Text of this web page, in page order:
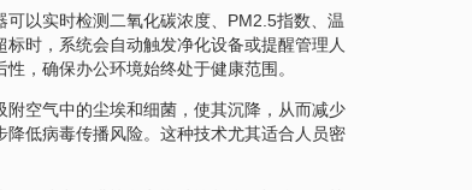
以实时检测二氧化碳浓度、PM2.5指数、温
时，系统会自动触发净化设备或提醒管理人
，确保办公环境始终处于健康范围。
空气中的尘埃和细菌，使其沉降，从而减少
低病毒传播风险。这种技术尤其适合人员密